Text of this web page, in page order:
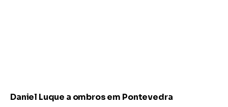
Daniel Luque a ombros em Pontevedra